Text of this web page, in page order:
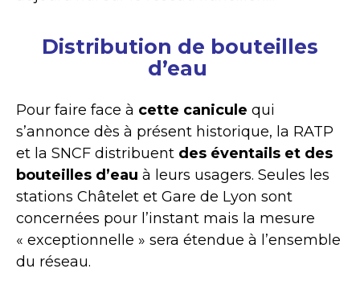
Distribution de bouteilles
d’eau
Pour faire face à cette canicule qui
s’annonce dès à présent historique, la RATP
et la SNCF distribuent des éventails et des
bouteilles d’eau à leurs usagers. Seules les
stations Châtelet et Gare de Lyon sont
concernées pour l’instant mais la mesure
« exceptionnelle » sera étendue à l’ensemble
du réseau.